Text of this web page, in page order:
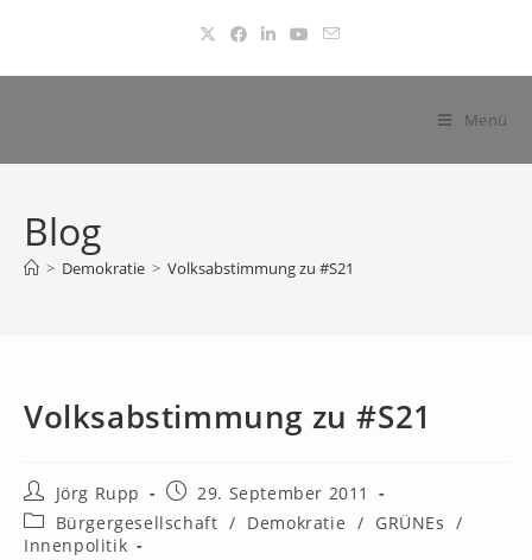
springen
Menü
Blog
> Demokratie > Volksabstimmung zu #S21
Volksabstimmung zu #S21
Beitrags-
Autor:
Jörg Rupp
Beitrag
veröffentlicht:
29. September 2011
Beitrags-
Kategorie:
Bürgergesellschaft / Demokratie / GRÜNEs /
Innenpolitik